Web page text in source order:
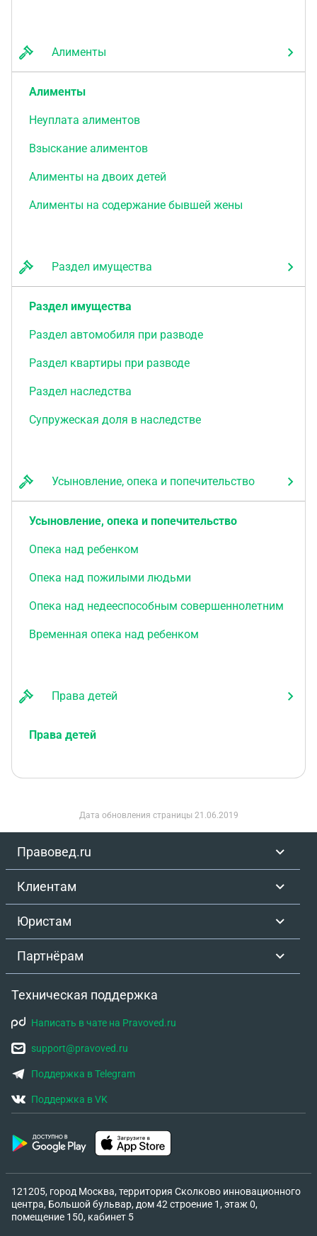
Алименты
Алименты
Неуплата алиментов
Взыскание алиментов
Алименты на двоих детей
Алименты на содержание бывшей жены
Раздел имущества
Раздел имущества
Раздел автомобиля при разводе
Раздел квартиры при разводе
Раздел наследства
Супружеская доля в наследстве
Усыновление, опека и попечительство
Усыновление, опека и попечительство
Опека над ребенком
Опека над пожилыми людьми
Опека над недееспособным совершеннолетним
Временная опека над ребенком
Права детей
Права детей
Дата обновления страницы 21.06.2019
Правовед.ru
Клиентам
Юристам
Партнёрам
Техническая поддержка
Написать в чате на Pravoved.ru
support@pravoved.ru
Поддержка в Telegram
Поддержка в VK
121205, город Москва, территория Сколково инновационного
центра, Большой бульвар, дом 42 строение 1, этаж 0,
помещение 150, кабинет 5